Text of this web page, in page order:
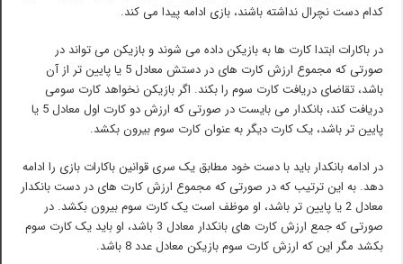
کدام دست نچرال نداشته باشند، بازی ادامه پیدا می کند.
در باکارات ابتدا کارت ها به بازیکن داده می شوند و بازیکن می تواند در
صورتی که مجموع ارزش کارت های در دستش معادل 5 یا پایین تر از آن
باشد، تقاضای دریافت کارت سوم را بکند. اگر بازیکن نخواهد کارت سومی
دریافت کند، بانکدار می بایست در صورتی که ارزش دو کارت اول معادل 5 یا
پایین تر باشد، یک کارت دیگر به عنوان کارت سوم بیرون بکشد.
در ادامه بانکدار باید با دست خود مطابق یک سری قوانین باکارات بازی را ادامه
دهد. به این ترتیب که در صورتی که مجموع ارزش کارت های در دست بانکدار
معادل 2 یا پایین تر باشد، او موظف است یک کارت سوم بیرون بکشد. در
صورتی که جمع ارزش کارت های بانکدار معادل 3 باشد، او باید یک کارت سوم
بکشد مگر این که ارزش کارت سوم بازیکن معادل عدد 8 باشد.